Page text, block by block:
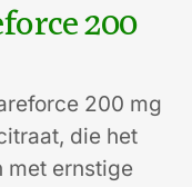
200
200 mg
die het
met ernstige